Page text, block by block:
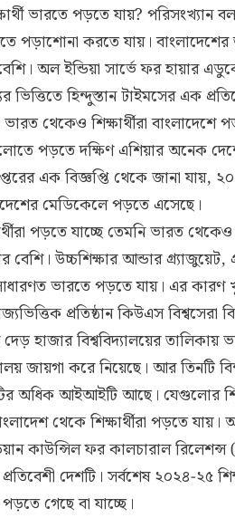
ভারতে পড়তে যায়? পরিসংখ্যান
পড়াশোনা করতে যায়। বাংলাদেশের
বেশি। অল ইন্ডিয়া সার্ভে ফর হায়ার
ভিত্তিতে হিন্দুস্তান টাইমসের এক
থেকেও শিক্ষার্থীরা
পড়তে দক্ষিণ এশিয়ার অনেক
এক বিজ্ঞপ্তি থেকে জানা যায়,
মেডিকেলে পড়তে এসেছে।
পড়তে যাচ্ছে তেমনি ভারত
উচ্চশিক্ষার আন্ডার গ্র্যাজুয়েট,
সাধারণত ভারতে পড়তে যায়। এর কারণ
প্রতিষ্ঠান কিউএস বিশ্বসেরা
হাজার বিশ্ববিদ্যালয়ের তালিকায়
জায়গা করে নিয়েছে। আর তিনটি
অধিক আইআইটি আছে। যেগুলোর
থেকে শিক্ষার্থীরা পড়তে
কাউন্সিল ফর কালচারাল
দেশটি। সর্বশেষ ২০২৪-২৫
গেছে বা যাচ্ছে।